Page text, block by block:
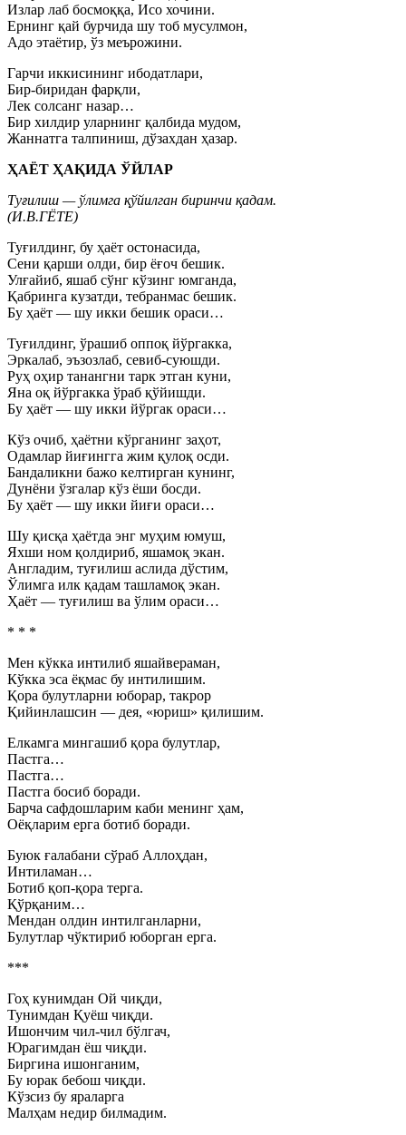
Излар лаб босмоққа, Исо хочини.
Ернинг қай бурчида шу тоб мусулмон,
Адо этаётир, ўз меърожини.
Гарчи иккисининг ибодатлари,
Бир-биридан фарқли,
Лек солсанг назар…
Бир хилдир уларнинг қалбида мудом,
Жаннатга талпиниш, дўзахдан ҳазар.
ҲАЁТ ҲАҚИДА ЎЙЛАР
Туғилиш — ўлимга қўйилган биринчи қадам.
(И.В.ГЁТЕ)
Туғилдинг, бу ҳаёт остонасида,
Сени қарши олди, бир ёғоч бешик.
Улғайиб, яшаб сўнг кўзинг юмганда,
Қабринга кузатди, тебранмас бешик.
Бу ҳаёт — шу икки бешик ораси…
Туғилдинг, ўрашиб оппоқ йўргакка,
Эркалаб, эъзозлаб, севиб-суюшди.
Руҳ оҳир танангни тарк этган куни,
Яна оқ йўргакка ўраб қўйишди.
Бу ҳаёт — шу икки йўргак ораси…
Кўз очиб, ҳаётни кўрганинг заҳот,
Одамлар йиғингга жим қулоқ осди.
Бандаликни бажо келтирган кунинг,
Дунёни ўзгалар кўз ёши босди.
Бу ҳаёт — шу икки йиғи ораси…
Шу қисқа ҳаётда энг муҳим юмуш,
Яхши ном қолдириб, яшамоқ экан.
Англадим, туғилиш аслида дўстим,
Ўлимга илк қадам ташламоқ экан.
Ҳаёт — туғилиш ва ўлим ораси…
* * *
Мен кўкка интилиб яшайвераман,
Кўкка эса ёқмас бу интилишим.
Қора булутларни юборар, такрор
Қийинлашсин — дея, «юриш» қилишим.
Елкамга мингашиб қора булутлар,
Пастга…
Пастга…
Пастга босиб боради.
Барча сафдошларим каби менинг ҳам,
Оёқларим ерга ботиб боради.
Буюк ғалабани сўраб Аллоҳдан,
Интиламан…
Ботиб қоп-қора терга.
Қўрқаним…
Мендан олдин интилганларни,
Булутлар чўктириб юборган ерга.
***
Гоҳ кунимдан Ой чиқди,
Тунимдан Қуёш чиқди.
Ишончим чил-чил бўлгач,
Юрагимдан ёш чиқди.
Биргина ишонганим,
Бу юрак бебош чиқди.
Кўзсиз бу яраларга
Малҳам недир билмадим.